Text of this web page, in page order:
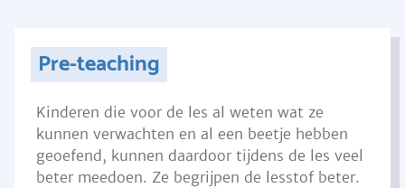
Pre-teaching
Kinderen die voor de les al weten wat ze
kunnen verwachten en al een beetje hebben
geoefend, kunnen daardoor tijdens de les veel
beter meedoen. Ze begrijpen de lesstof beter.